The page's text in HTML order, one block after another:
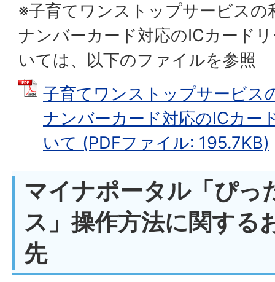
※子育てワンストップサービスの
ナンバーカード対応のICカード
いては、以下のファイルを参照
子育てワンストップサービス
ナンバーカード対応のICカー
いて (PDFファイル: 195.7KB)
マイナポータル「ぴっ
ス」操作方法に関する
先